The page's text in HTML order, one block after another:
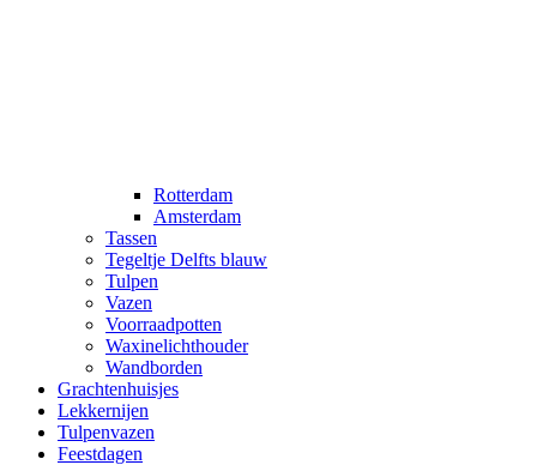
Rotterdam
Amsterdam
Tassen
Tegeltje Delfts blauw
Tulpen
Vazen
Voorraadpotten
Waxinelichthouder
Wandborden
Grachtenhuisjes
Lekkernijen
Tulpenvazen
Feestdagen